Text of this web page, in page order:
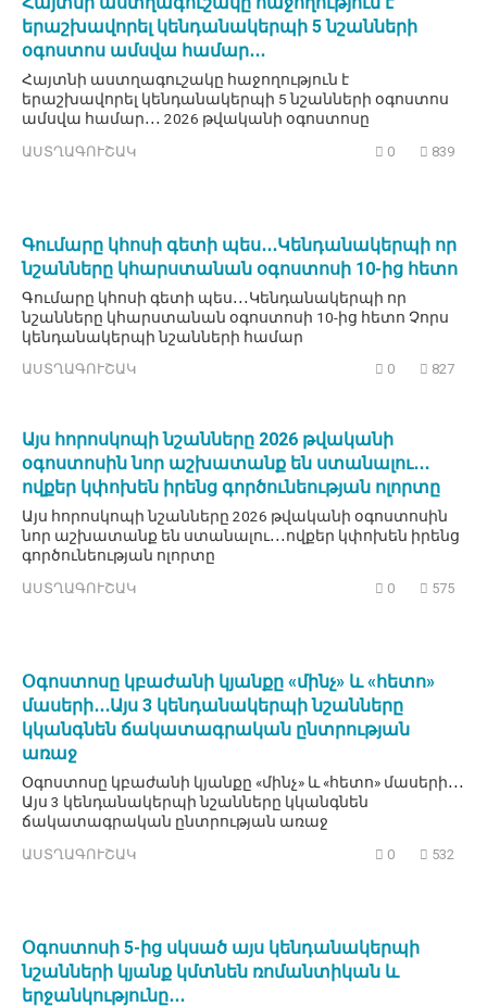
երաշխավորել կենդանակերպի 5 նշանների
օգոստոս ամսվա համար․․․
Հայտնի աստղագուշակը հաջողություն է
երաշխավորել կենդանակերպի 5 նշանների օգոստոս
ամսվա համար․․․ 2026 թվականի օգոստոսը
ԱՍՏՂԱԳՈՒՇԱԿ 0 839
Գումարը կհոսի գետի պես․․․Կենդանակերպի որ
նշանները կհարստանան օգոստոսի 10-ից հետո
Գումարը կհոսի գետի պես․․․Կենդանակերպի որ
նշանները կհարստանան օգոստոսի 10-ից հետո Չորս
կենդանակերպի նշանների համար
ԱՍՏՂԱԳՈՒՇԱԿ 0 827
Այս հորոսկոպի նշանները 2026 թվականի
օգոստոսին նոր աշխատանք են ստանալու․․․
ովքեր կփոխեն իրենց գործունեության ոլորտը
Այս հորոսկոպի նշանները 2026 թվականի օգոստոսին
նոր աշխատանք են ստանալու․․․ովքեր կփոխեն իրենց
գործունեության ոլորտը
ԱՍՏՂԱԳՈՒՇԱԿ 0 575
Օգոստոսը կբաժանի կյանքը «մինչ» և «հետո»
մասերի․․․Այս 3 կենդանակերպի նշանները
կկանգնեն ճակատագրական ընտրության
առաջ
Օգոստոսը կբաժանի կյանքը «մինչ» և «հետո» մասերի․․․
Այս 3 կենդանակերպի նշանները կկանգնեն
ճակատագրական ընտրության առաջ
ԱՍՏՂԱԳՈՒՇԱԿ 0 532
Օգոստոսի 5-ից սկսած այս կենդանակերպի
նշանների կյանք կմտնեն ռոմանտիկան և
երջանկությունը․․․